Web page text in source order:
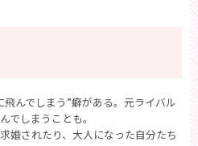
んでしまう”癖がある。元ライバル
でしまうことも。
婚されたり、大人になった自分たち